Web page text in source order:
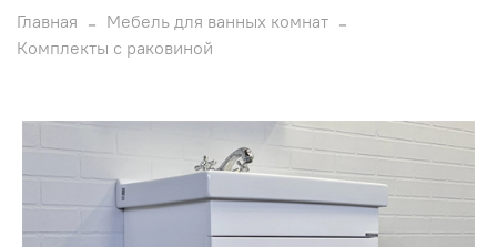
Главная
Мебель для ванных комнат
Комплекты с раковиной